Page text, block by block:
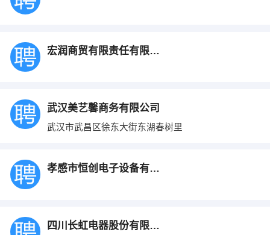
宏润商贸有限责任有限公司
武汉美艺馨商务有限公司
武汉市武昌区徐东大街东湖春树里
孝感市恒创电子设备有限责任公司
四川长虹电器股份有限公司孝感办事处